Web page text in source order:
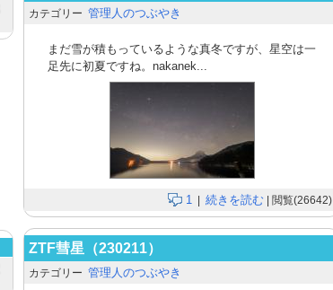
カテゴリー 管理人のつぶやき
まだ雪が積もっているような真冬ですが、星空は一
足先に初夏ですね。nakanek...
1 | 続きを読む | 閲覧(26642)
ZTF彗星（230211）
カテゴリー 管理人のつぶやき